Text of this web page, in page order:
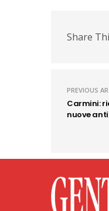
Share
PREVIOUS
Carmini:
nuove